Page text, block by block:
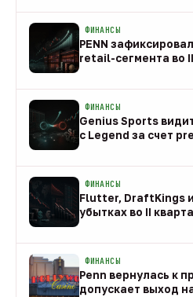
ФИНАНСЫ
PENN
retail-сегмента во
ФИНАНСЫ
Genius Sports
с Legend за счет
ФИНАНСЫ
Flutter, DraftKings и
убытках во II
ФИНАНСЫ
Penn вернулась к
допускает выход